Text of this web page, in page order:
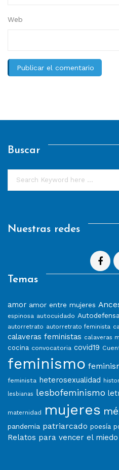
Web
Buscar
Nuestras redes
Temas
amor amor entre mujeres
espinosa autocuidado
autorretrato autorretrato feminista
calaveras feministas calaveras
cocina convocatoria covid19
feminismo
feminista heterosexualidad
lesbianas lesbofeminismo
maternidad mujeres
pandemia patriarcado poesía
Relatos para vencer el miedo